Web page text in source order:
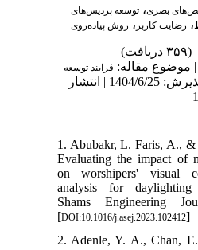
بصری، توسعه پردیس‌های
، رضایت کاربر ، روش پیاده‌روی
(۳۵۹ دریافت)
موضوع مقاله: فرایند توسعه
دریافت: 1404/5/2 | پذیرش: 1404/6/25 | انتشار
1. Abubakr, L. Faris, A.,
Evaluating the impact of
on worshipers' visual
analysis for daylighting
Shams Engineering
[DOI:10.1016/j.asej.2023.102412]
2. Adenle, Y. A., Chan,